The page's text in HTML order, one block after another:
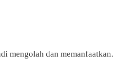
mengolah dan memanfaatkan.